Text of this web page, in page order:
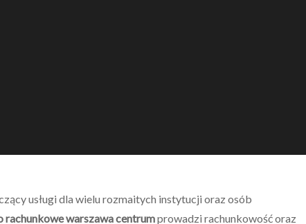
usługi dla wielu rozmaitych instytucji oraz osób
rachunkowe warszawa centrumprowadzi rachunkowość oraz